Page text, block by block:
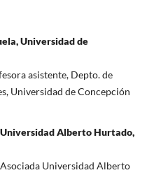
Universidad de
asistente, Depto. de
Universidad de Concepción
Alberto Hurtado,
Universidad Alberto